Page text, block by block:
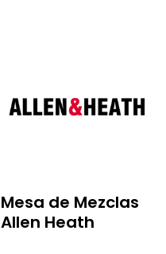
Mesa de Mezclas
Allen Heath